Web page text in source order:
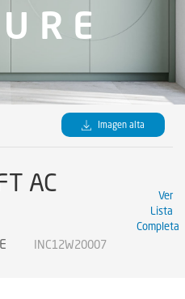
Imagen alta
AC
INC12W20007
Ver
Lista
Completa